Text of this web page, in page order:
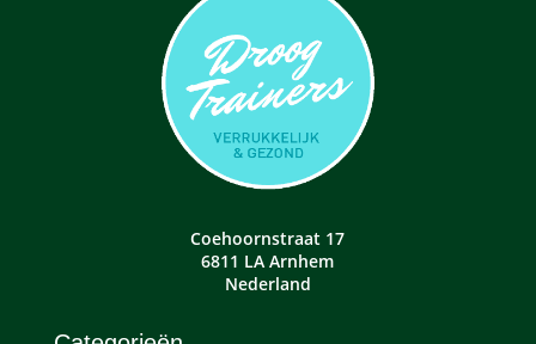
Coehoornstraat 17
6811 LA Arnhem
Nederland